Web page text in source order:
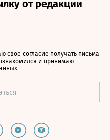
свое согласие получать письма
и принимаю